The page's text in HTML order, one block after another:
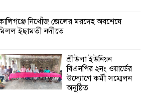
শ্যামনগরে বনবিভাগ ও সিএমসির সাথে
নিখোঁজ জেলের মরদেহ অবশেষে
ইছামতী নদীতে
শ্রীউলা ইউনিয়ন
বিএনপির ২নং ওয়ার্ডের
উদ্যোগে কর্মী সম্মেলন
অনুষ্ঠিত